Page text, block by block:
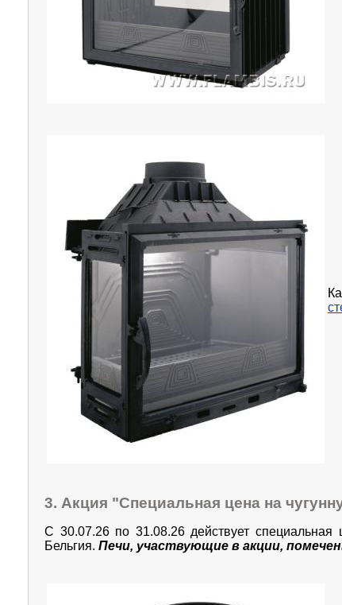
3. Акция "Специальная цена на
С 30.07.26 по 31.08.26 действует
Бельгия. Печи, участвующие в акции,